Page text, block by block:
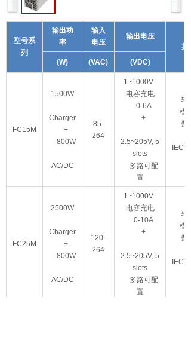
型号系
列
输出功
率
输入
电压
输出电压
其
(W)
(VAC) (VDC)
FC15M
1500W
Charger
+
800W
AC/DC
85-
264
1~1000V
电容充电
0-6A
+
2.5~205V, 5
slots
多路可配
置
输
模
数
IEC/
FC25M
2500W
Charger
+
800W
AC/DC
120-
264
1~1000V
电容充电
0-10A
+
2.5~205V, 5
slots
多路可配
置
输
模
数
IEC/